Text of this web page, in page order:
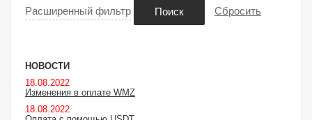
Расширенный фильтр Поиск Сбросить
НОВОСТИ
18.08.2022
Изменения в оплате WMZ
18.08.2022